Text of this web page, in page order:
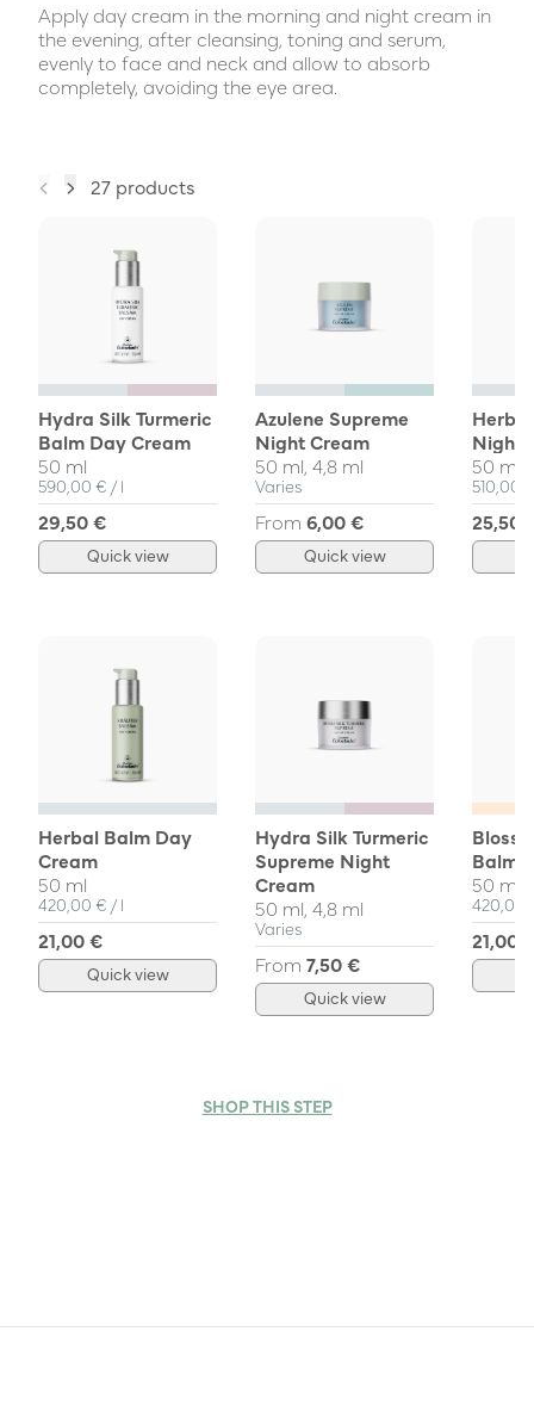
Apply day cream in the morning and night cream in
the evening, after cleansing, toning and serum,
evenly to face and neck and allow to absorb
completely, avoiding the eye area.
27 products
Hydra Silk Turmeric
Balm Day Cream
50 ml
Unit Price
590,00 € / per
l
29,50 €
Quick view
Herbal Balm Day
Cream
50 ml
Unit Price
420,00 € / per
l
21,00 €
Quick view
Azulene Supreme
Night Cream
50 ml, 4,8 ml
Varies
From 6,00 €
Quick view
Hydra Silk Turmeric
Supreme Night
Cream
50 ml, 4,8 ml
Varies
From 7,50 €
Quick view
Night
50 ml
Unit
510,00
25,50
Balm
50 ml
Unit
420,00
21,00
SHOP THIS STEP